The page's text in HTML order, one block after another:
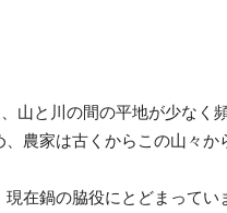
山と川の間の平地が少なく
農家は古くからこの山々
在鍋の脇役にとどまって